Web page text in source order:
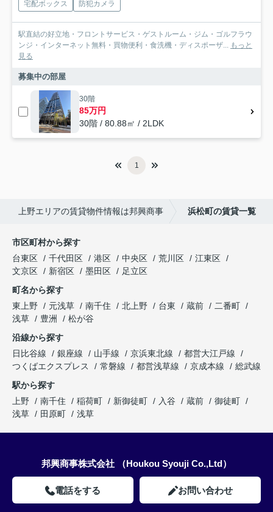
宅配ボックス
防犯カメラ
駅直結の好立地・フロントサービス・ゲストルーム・ジム・ゴルフラウ
ンジ・インターネット無料・買物便利・食洗機・ディスポーザ... もっと
見る
募集中の部屋
30階
85万円
30階 / 80.88㎡ / 2LDK
1
上野エリアの賃貸物件情報は邦興商事 浜松町の賃貸一覧
市区町村から探す
台東区
千代田区 港区 中央区 荒川区
江東区
文京区
新宿区 墨田区
足立区
町名から探す
東上野
元浅草 南千住 北上野 台東 蔵前
二番町
浅草
豊洲
松が谷
沿線から探す
日比谷線
銀座線 山手線 京浜東北線
都営大江戸線
つくばエクスプレス
常磐線 都営浅草線 京成本線
総武線
駅から探す
上野
南千住 稲荷町 新御徒町 入谷 蔵前
御徒町
浅草
田原町 浅草
邦興商事株式会社 （Houkou Syouji Co.,Ltd）
電話をする お問い合わせ